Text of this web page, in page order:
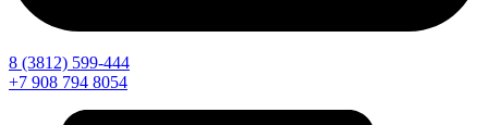
8 (3812) 599-444
+7 908 794 8054